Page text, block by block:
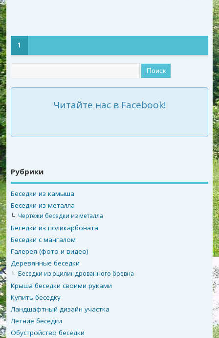
1
Читайте нас в Facebook!
Рубрики
Беседки из камыша
Беседки из металла
Чертежи беседки из металла
Беседки из поликарбоната
Беседки с мангалом
Галерея (фото и видео)
Деревянные беседки
Беседки из оцилиндрованного бревна
Крыша беседки своими руками
Купить беседку
Ландшафтный дизайн участка
Летние беседки
Обустройство беседки